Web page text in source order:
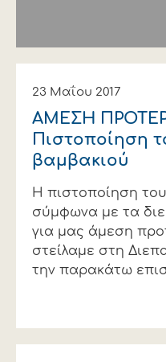
23 Μαΐου 2017
ΑΜΕΣΗ
Πιστοποίηση
βαμβακιού
Η πιστοποίηση
σύμφωνα με τα
για μας άμεση
στείλαμε στη
την παρακάτω